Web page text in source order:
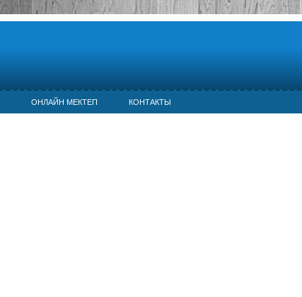
ОНЛАЙН МЕКТЕП КОНТАКТЫ